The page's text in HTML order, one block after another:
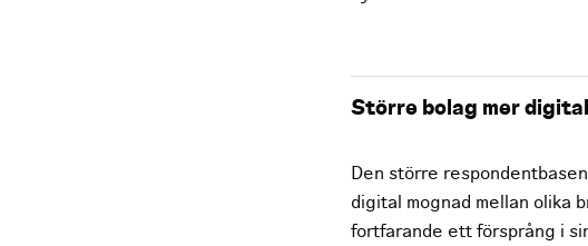
Större bolag mer
Den större
digital mognad mellan olika
fortfarande ett försprång i